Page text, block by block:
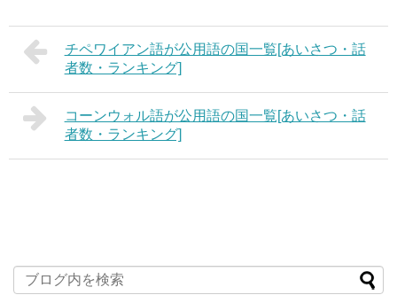
チペワイアン語が公用語の国一覧[あいさつ・話
者数・ランキング]
コーンウォル語が公用語の国一覧[あいさつ・話
者数・ランキング]